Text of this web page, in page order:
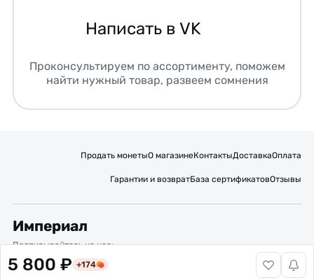
5 800 ₽ +174
Написать в VK
Проконсультируем по ассортименту, поможем
найти нужный товар, развеем сомнения
Продать монетыО магазинеКонтактыДоставкаОплата
Гарантии и возвратБаза сертификатовОтзывы
Империал
Подписывайтесь на нас:
Вакансии